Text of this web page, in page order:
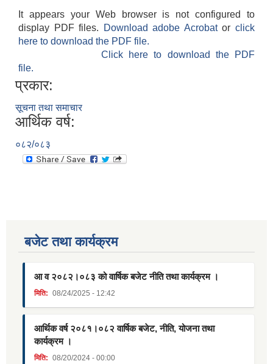
It appears your Web browser is not configured to
display PDF files.
Download adobe Acrobatorclick
here to download the PDF file.
Click here to download the PDF
file.
प्रकार:
सूचना तथा समाचार
आर्थिक वर्ष:
०८२/०८३
बजेट तथा कार्यक्रम
आ व २०८२।०८३ को वार्षिक बजेट नीति तथा कार्यक्रम ।
मिति: 08/24/2025 - 12:42
आर्थिक वर्ष २०८१।०८२ वार्षिक बजेट, नीति, योजना तथा
कार्यक्रम ।
मिति: 08/20/2024 - 00:00